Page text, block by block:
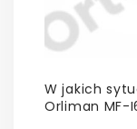
W jakich
Orliman MF-